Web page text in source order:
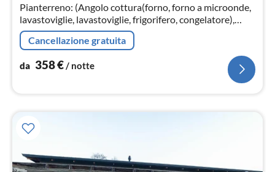
Pianterreno: (Angolo cottura(forno, forno a microonde,
lavastoviglie, lavastoviglie, frigorifero, congelatore),
Soggiorno / Pranzo(TV, tavolo da pranzo, salottino)
Cancellazione gratuita
da 358€/ notte